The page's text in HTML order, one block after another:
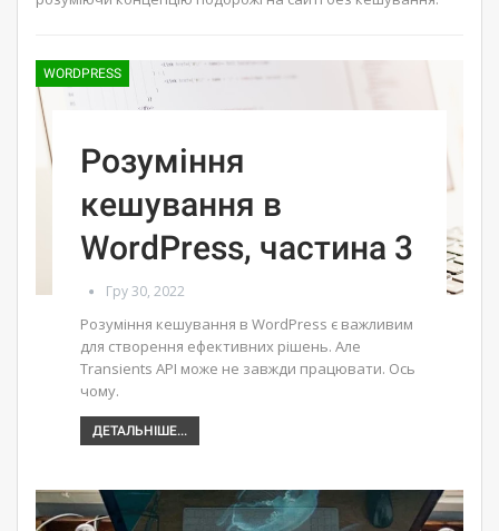
WORDPRESS
Розуміння
кешування в
WordPress, частина 3
Гру 30, 2022
Розуміння кешування в WordPress є важливим
для створення ефективних рішень. Але
Transients API може не завжди працювати. Ось
чому.
ДЕТАЛЬНІШЕ...